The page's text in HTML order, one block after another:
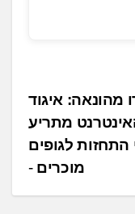
מהונאה: איגוד
מתריע
התחזות לגופים
מוכרים